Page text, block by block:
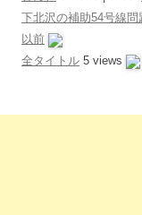
下北沢の補助54号線問
以前
全タイトル 5 views